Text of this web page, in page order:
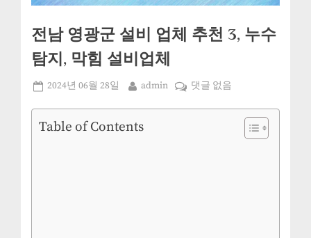
전남 영광군 설비 업체 추천 3, 누수
탐지, 막힘 설비업체
Posted
2024년 06월 28일 By
admin
전
댓글 없음
Table of Contents